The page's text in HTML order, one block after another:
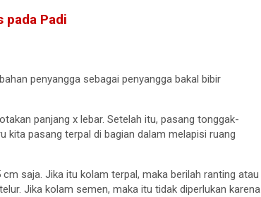
pada Padi
penyangga sebagai penyangga bakal bibir
panjang x lebar. Setelah itu, pasang tonggak-
kita pasang terpal di bagian dalam melapisi ruang
saja. Jika itu kolam terpal, maka berilah ranting atau
Jika kolam semen, maka itu tidak diperlukan karena